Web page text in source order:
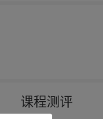
课程测评